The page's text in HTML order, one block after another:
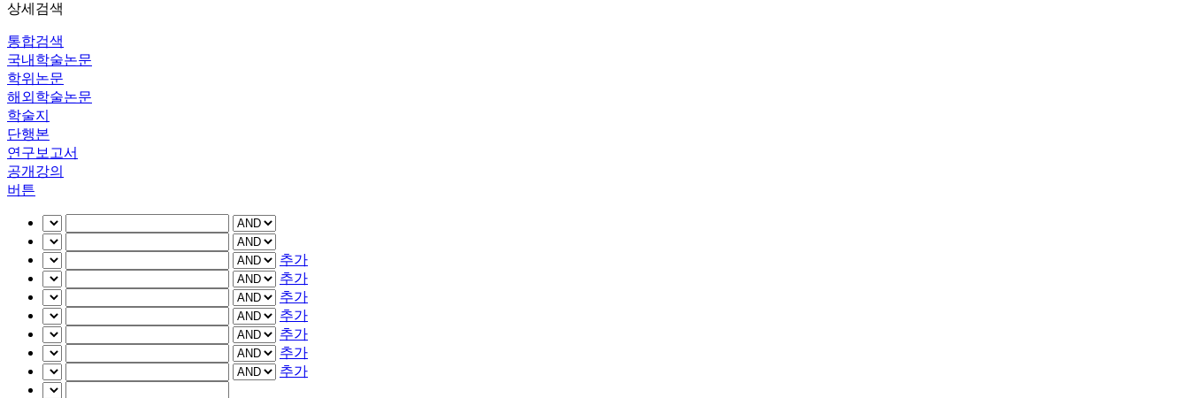
상세검색
통합검색
국내학술논문
학위논문
해외학술논문
학술지
단행본
연구보고서
공개강의
버튼
추가
추가
추가
추가
추가
추가
추가